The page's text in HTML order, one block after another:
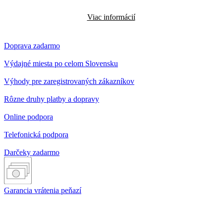
Viac informácií
Doprava zadarmo
Výdajné miesta po celom Slovensku
Výhody pre zaregistrovaných zákazníkov
Rôzne druhy platby a dopravy
Online podpora
Telefonická podpora
Darčeky zadarmo
Garancia vrátenia peňazí